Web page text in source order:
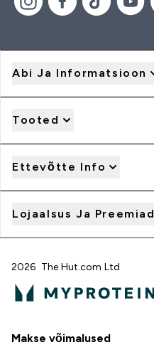
Abi Ja Informatsioon
Tooted
Ettevõtte Info
Lojaalsus Ja Preemiad
2026 The Hut.com Ltd
Makse võimalused